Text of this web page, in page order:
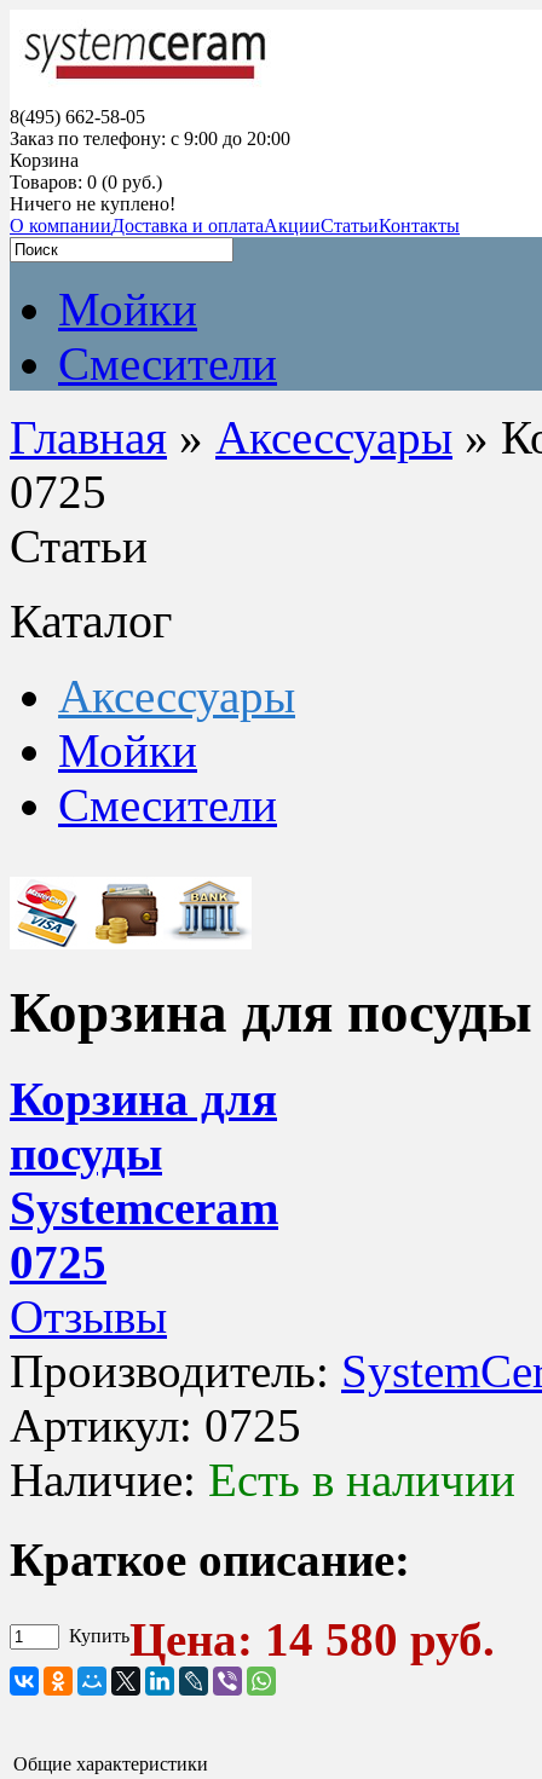
8(495) 662-58-05
Заказ по телефону: с 9:00 до 20:00
Корзина
Товаров: 0 (0 руб.)
Ничего не куплено!
О компанииДоставка и оплатаАкцииСтатьиКонтакты
Мойки
Смесители
Главная » Аксессуары »
0725
Статьи
Каталог
Аксессуары
Мойки
Смесители
Корзина для
Корзина для
посуды
Systemceram
0725
Отзывы
Производитель:
Артикул: 0725
Наличие: Есть в наличии
Краткое описание:
Цена: 14 580 руб.
Купить
Общие характеристики